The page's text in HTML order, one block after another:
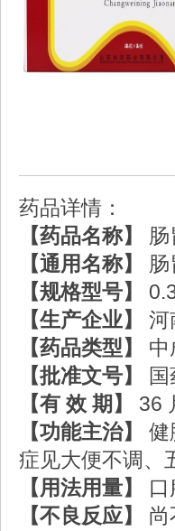
药品详情：
【药品名称】
【通用名称】
【规格型号】
【生产企业】
河
【药品类型】
中
【批准文号】
【有 效 期】
36
【功能主治】
健
症见大便不调、
【用法用量】
【不良反应】
尚